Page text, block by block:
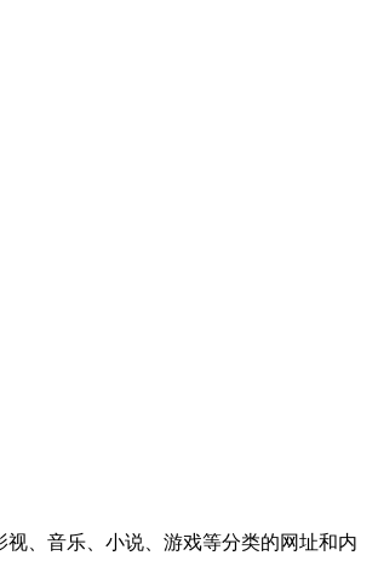
、音乐、小说、游戏等分类的网址和内